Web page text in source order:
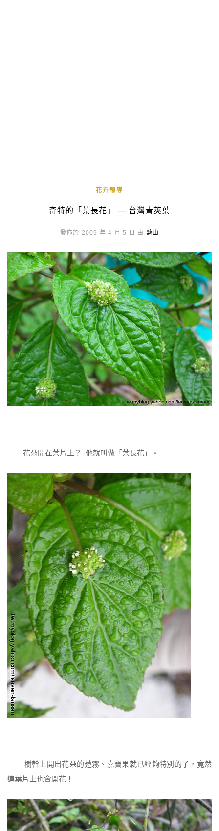
花卉報導
奇特的「葉長花」 — 台灣青莢葉
發佈於 2009 年 4 月 5 日 由 藍山
花朵開在葉片上？ 他就叫做「葉長花」。
樹幹上開出花朵的蓮霧、嘉寶果就已經夠特別的了，竟然
連葉片上也會開花！